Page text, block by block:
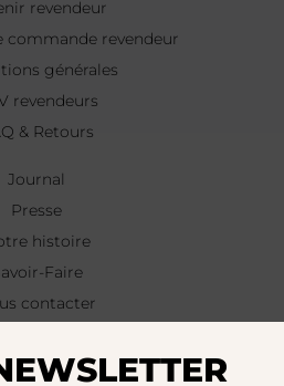
revendeur
commande revendeur
générales
revendeurs
& Retours
Journal
Presse
histoire
Faire
contacter